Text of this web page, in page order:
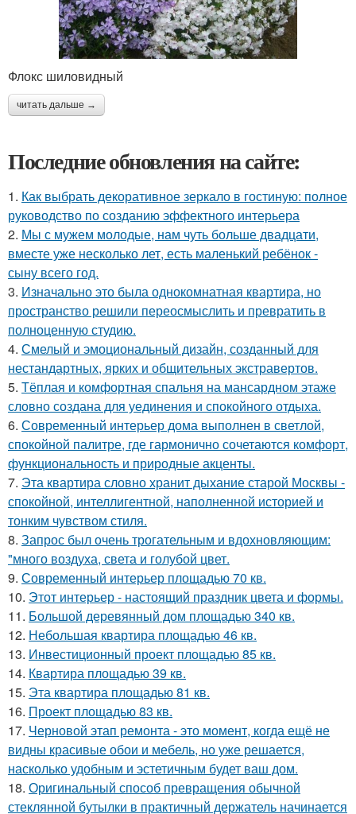
Флокс шиловидный
читать дальше →
Последние обновления на сайте:
1. Как выбрать декоративное зеркало в гостиную: полное
руководство по созданию эффектного интерьера
2. Мы с мужем молодые, нам чуть больше двадцати,
вместе уже несколько лет, есть маленький ребёнок -
сыну всего год.
3. Изначально это была однокомнатная квартира, но
пространство решили переосмыслить и превратить в
полноценную студию.
4. Смелый и эмоциональный дизайн, созданный для
нестандартных, ярких и общительных экстравертов.
5. Тёплая и комфортная спальня на мансардном этаже
словно создана для уединения и спокойного отдыха.
6. Современный интерьер дома выполнен в светлой,
спокойной палитре, где гармонично сочетаются комфорт,
функциональность и природные акценты.
7. Эта квартира словно хранит дыхание старой Москвы -
спокойной, интеллигентной, наполненной историей и
тонким чувством стиля.
8. Запрос был очень трогательным и вдохновляющим:
"много воздуха, света и голубой цвет.
9. Современный интерьер площадью 70 кв.
10. Этот интерьер - настоящий праздник цвета и формы.
11. Большой деревянный дом площадью 340 кв.
12. Небольшая квартира площадью 46 кв.
13. Инвестиционный проект площадью 85 кв.
14. Квартира площадью 39 кв.
15. Эта квартира площадью 81 кв.
16. Проект площадью 83 кв.
17. Черновой этап ремонта - это момент, когда ещё не
видны красивые обои и мебель, но уже решается,
насколько удобным и эстетичным будет ваш дом.
18. Оригинальный способ превращения обычной
стеклянной бутылки в практичный держатель начинается